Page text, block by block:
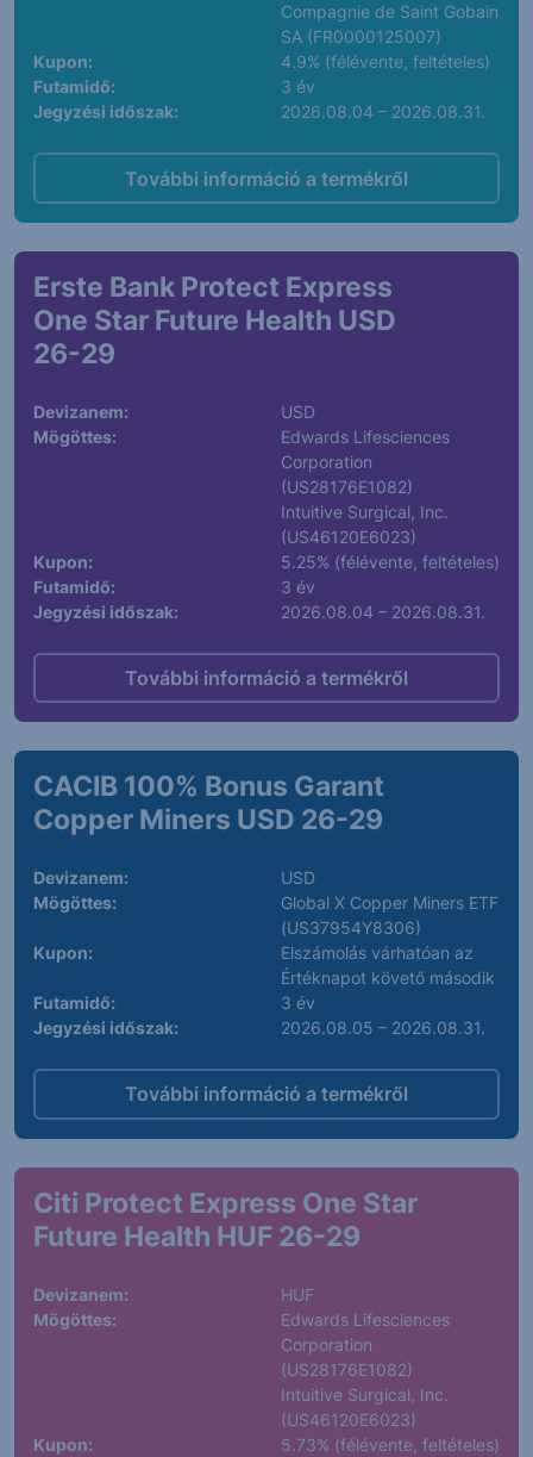
Compagnie de Saint Gobain
SA (FR0000125007)
Kupon:
4.9% (félévente, feltételes)
Futamidő:
3 év
Jegyzési időszak:
2026.08.04 – 2026.08.31.
További információ a termékről
Erste Bank Protect Express
One Star Future Health USD
26-29
Devizanem:
USD
Mögöttes:
Edwards Lifesciences
Corporation
(US28176E1082)
Intuitive Surgical, Inc.
(US46120E6023)
Kupon:
5.25% (félévente, feltételes)
Futamidő:
3 év
Jegyzési időszak:
2026.08.04 – 2026.08.31.
További információ a termékről
CACIB 100% Bonus Garant
Copper Miners USD 26-29
Devizanem:
USD
Mögöttes:
Global X Copper Miners ETF
(US37954Y8306)
Kupon:
Elszámolás várhatóan az
Értéknapot követő második
Futamidő:
3 év
Jegyzési időszak:
2026.08.05 – 2026.08.31.
További információ a termékről
Citi Protect Express One Star
Future Health HUF 26-29
Devizanem:
HUF
Mögöttes:
Edwards Lifesciences
Corporation
(US28176E1082)
Intuitive Surgical, Inc.
(US46120E6023)
Kupon:
5.73% (félévente, feltételes)